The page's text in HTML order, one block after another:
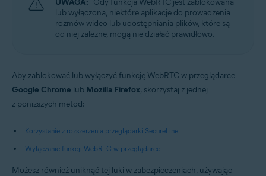
Microsoft Windows 7 Home Basic / Home Premium / Professional /
Enterprise / Ultimate — dodatek Service Pack 1, wersja 32-/64-bitowa
Apple macOS 10.13.x (High Sierra)
Apple macOS 10.12.x (Sierra)
UWAGA: Gdy funkcja WebRTC jest zablokowana
lub wyłączona, niektóre aplikacje do prowadzenia
rozmów wideo lub udostępniania plików, które są
od niej zależne, mogą nie działać prawidłowo.
Aby zablokować lub wyłączyć funkcję WebRTC w przeglądarce
Google Chrome lub Mozilla Firefox, skorzystaj z jednej
z poniższych metod:
Korzystanie z rozszerzenia przeglądarki SecureLine
Wyłączanie funkcji WebRTC w przeglądarce
Możesz również uniknąć tej luki w zabezpieczeniach, używając